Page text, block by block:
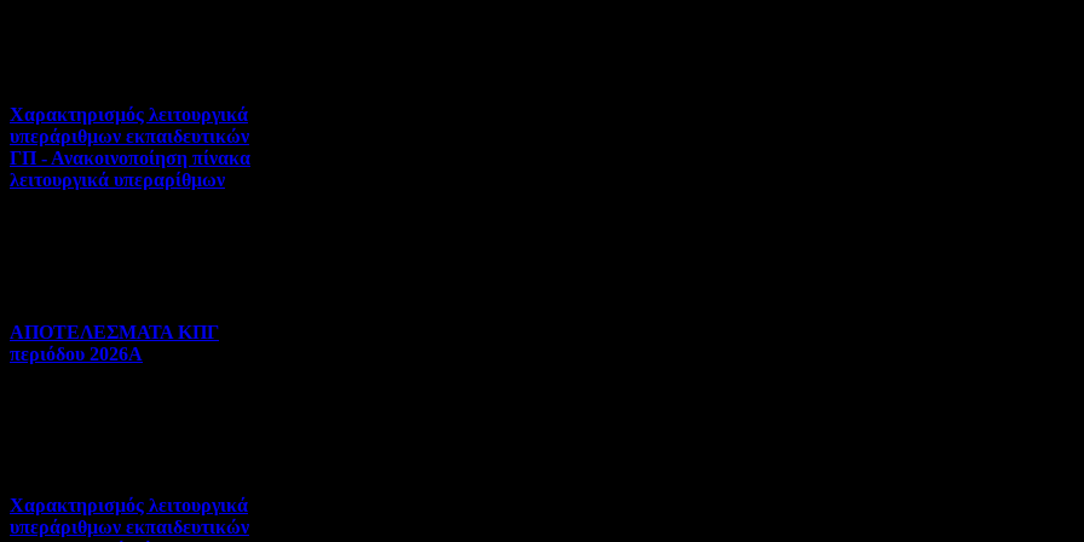
Χαρακτηρισμός λειτουργικά
υπεράριθμων εκπαιδευτικών
ΓΠ - Ανακοινοποίηση πίνακα
λειτουργικά υπεραρίθμων
ΑΠΟΤΕΛΕΣΜΑΤΑ ΚΠΓ
περιόδου 2026Α
Χαρακτηρισμός λειτουργικά
υπεράριθμων εκπαιδευτικών